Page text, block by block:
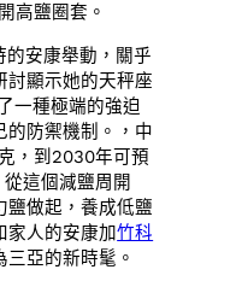
高鹽圈套。
安康舉動，關乎
討顯示她的天秤座
一種極端的強迫
的防禦機制。，中
，到2030年可預
這個減鹽周開
鹽做起，養成低鹽
家人的安康加竹科
亞的新時髦。